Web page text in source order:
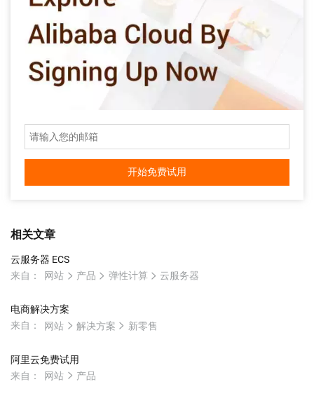
开始免费试用
相关文章
云服务器 ECS
来自：
网站 产品 弹性计算 云服务器
电商解决方案
来自：
网站 解决方案 新零售
阿里云免费试用
来自：
网站 产品